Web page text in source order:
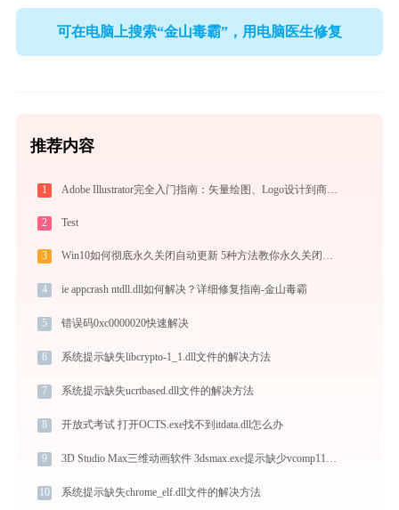
可在电脑上搜索“金山毒霸”，用电脑医生修复
推荐内容
1 Adobe Illustrator完全入门指南：矢量绘图、Logo设计到商业插画的必备工具详解
2 Test
3 Win10如何彻底永久关闭自动更新 5种方法教你永久关闭win10自动更新
4 ie appcrash ntdll.dll如何解决？详细修复指南-金山毒霸
5 错误码0xc0000020快速解决
6 系统提示缺失libcrypto-1_1.dll文件的解决方法
7 系统提示缺失ucrtbased.dll文件的解决方法
8 开放式考试 打开OCTS.exe找不到itdata.dll怎么办
9 3D Studio Max三维动画软件 3dsmax.exe提示缺少vcomp110.dll文件的解决办法
10 系统提示缺失chrome_elf.dll文件的解决方法